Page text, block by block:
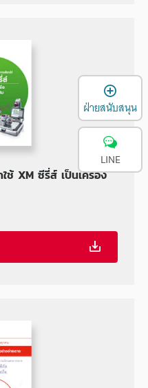
ช้ XM ซีรี่ส์ เป็นเครื่อง
ฝ่ายสนับสนุน
LINE